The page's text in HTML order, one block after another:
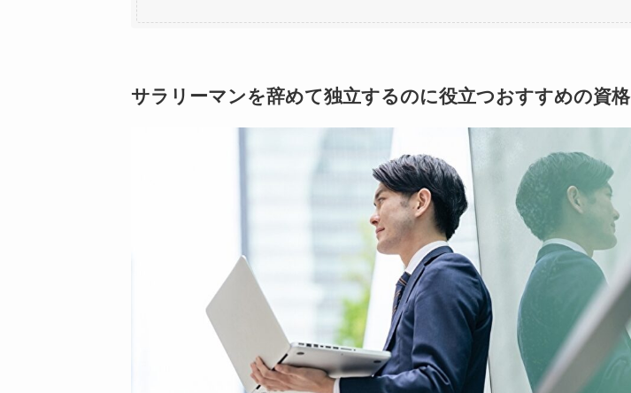
サラリーマンを辞めて独立するのに役立つおすすめの資格